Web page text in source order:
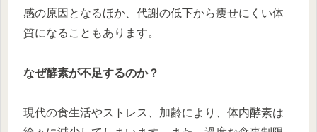
感の原因となるほか、代謝の低下から痩せにくい体
質になることもあります。
なぜ酵素が不足するのか？
現代の食生活やストレス、加齢により、体内酵素は